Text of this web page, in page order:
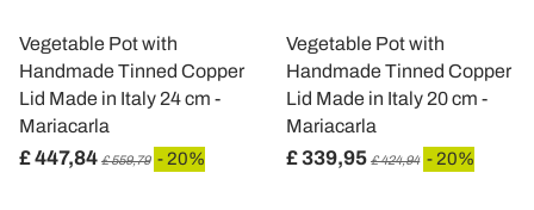
Vegetable Pot with
Handmade Tinned Copper
Lid Made in Italy 24 cm -
Mariacarla
£ 447,84 £ 559,79 - 20%
Vegetable Pot with
Handmade Tinned Copper
Lid Made in Italy 20 cm -
Mariacarla
£ 339,95 £ 424,94 - 20%